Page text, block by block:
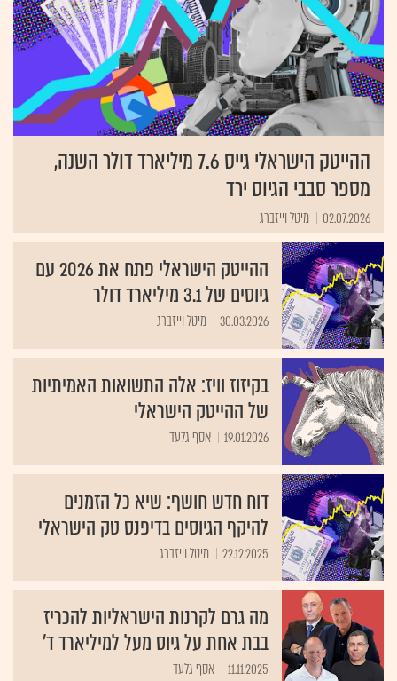
ההייטק הישראלי גייס 7.6 מיליארד דולר השנה,
מספר סבבי הגיוס ירד
02.07.2026 מיטל וייזברג
ההייטק הישראלי פתח את 2026 עם
גיוסים של 3.1 מיליארד דולר
30.03.2026 מיטל וייזברג
בקיזוז וויז: אלה התשואות האמיתיות
של ההייטק הישראלי
19.01.2026 אסף גלעד
דוח חדש חושף: שיא כל הזמנים
להיקף הגיוסים בדיפנס טק הישראלי
22.12.2025 מיטל וייזברג
מה גרם לקרנות הישראליות להכריז
בבת אחת על גיוס מעל למיליארד ד'
11.11.2025 אסף גלעד